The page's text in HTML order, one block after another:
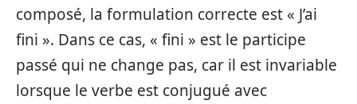
composé, la formulation correcte est « J’ai
fini ». Dans ce cas, « fini » est le participe
passé qui ne change pas, car il est invariable
lorsque le verbe est conjugué avec